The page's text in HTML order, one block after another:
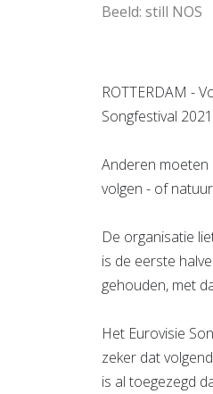
Beeld: still NOS
ROTTERDAM -
Songfestival
Anderen moeten
volgen - of
De organisatie
is de eerste
gehouden, met
Het Eurovisie
zeker dat
is al toegezegd